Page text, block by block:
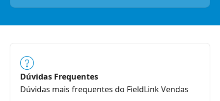
Dúvidas Frequentes
Dúvidas mais frequentes do FieldLink Vendas